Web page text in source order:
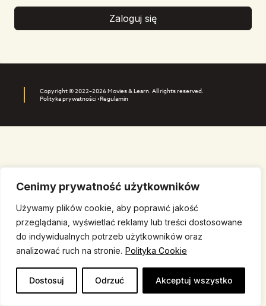
Cenimy prywatność użytkowników
Używamy plików cookie, aby poprawić jakość
przeglądania, wyświetlać reklamy lub treści dostosowane
do indywidualnych potrzeb użytkowników oraz
analizować ruch na stronie. Polityka Cookie
Dostosuj Odrzuć Akceptuj wszystko
Zaloguj się
Copyright © 2022–2026 Movies & Learn. All rights reserved.
Polityka prywatności •Regulamin